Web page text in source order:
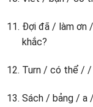
Đợi đã / làm ơn
khắc?
Turn / có thể /
Sách / bảng / a